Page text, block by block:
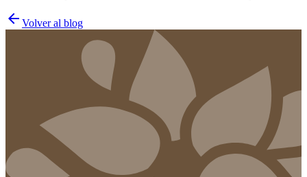
arrow_back Volver al blog